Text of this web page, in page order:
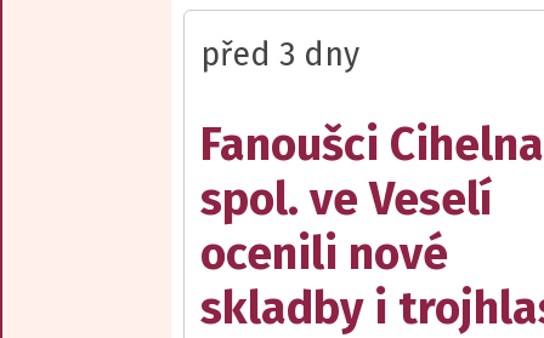
před 3 dny
Fanoušci
spol. ve Veselí
ocenili nové
skladby i